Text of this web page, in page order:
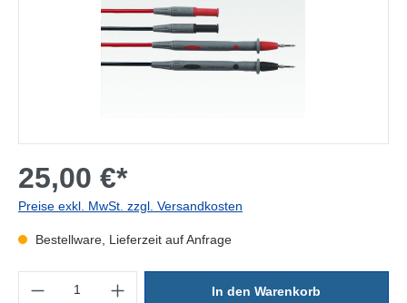
25,00 €*
Preise exkl. MwSt. zzgl. Versandkosten
Bestellware, Lieferzeit auf Anfrage
In den Warenkorb